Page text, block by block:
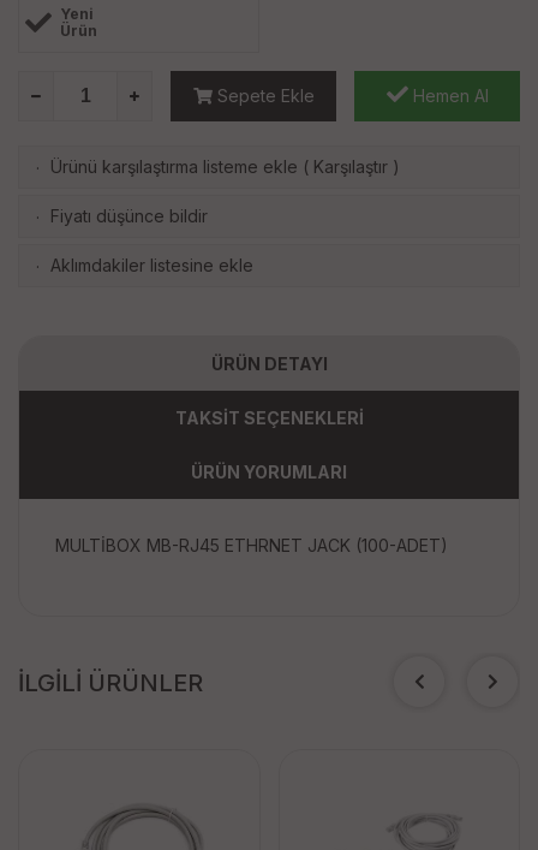
Yeni
Ürün
Sepete Ekle Hemen Al
· Ürünü karşılaştırma listeme ekle ( Karşılaştır )
· Fiyatı düşünce bildir
· Aklımdakiler listesine ekle
ÜRÜN DETAYI
TAKSİT SEÇENEKLERİ
ÜRÜN YORUMLARI
MULTİBOX MB-RJ45 ETHRNET JACK (100-ADET)
İLGİLİ ÜRÜNLER